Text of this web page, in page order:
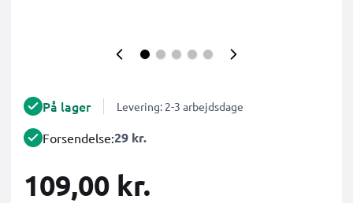
På lager Levering: 2-3 arbejdsdage
Forsendelse:29 kr.
109,00 kr.